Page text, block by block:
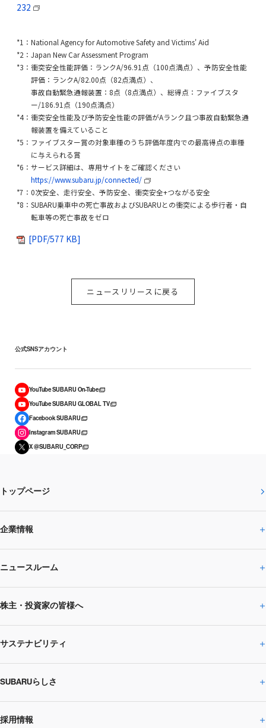
232
*1：National Agency for Automotive Safety and Victims' Aid
*2：Japan New Car Assessment Program
*3：衝突安全性能評価：ランクA/96.91点（100点満点）、予防安全性能
評価：ランクA/82.00点（82点満点）、
事故⾃動緊急通報装置：8点（8点満点）、総得点：ファイブスタ
ー/186.91点（190点満点）
*4：衝突安全性能及び予防安全性能の評価がAランク且つ事故自動緊急通
報装置を備えていること
*5：ファイブスター賞の対象車種のうち評価年度内での最高得点の車種
に与えられる賞
*6：サービス詳細は、専用サイトをご確認ください
https://www.subaru.jp/connected/
*7：0次安全、走行安全、予防安全、衝突安全+つながる安全
*8：SUBARU乗車中の死亡事故およびSUBARUとの衝突による歩行者・自
転車等の死亡事故をゼロ
[PDF/577 KB]
ニュースリリースに戻る
公式SNSアカウント
YouTube SUBARU On-Tube
YouTube SUBARU GLOBAL TV
Facebook SUBARU
Instagram SUBARU
X @SUBARU_CORP
トップページ
企業情報
企業情報トップ
SUBARUのありたい姿
SUBARU 2025方針
事業所・関係会社
ニュースルーム
ニュースルームトップ
ニュースリリース
閉じる
株主・投資家の皆様へ
株主・投資家の皆様へトップ
企業・経営
IRライブラリー
サステナビリティ
サステナビリティトップ
CEOサステナビリティ
SUBARUらしさ
SUBARUらしさトップ
採用情報